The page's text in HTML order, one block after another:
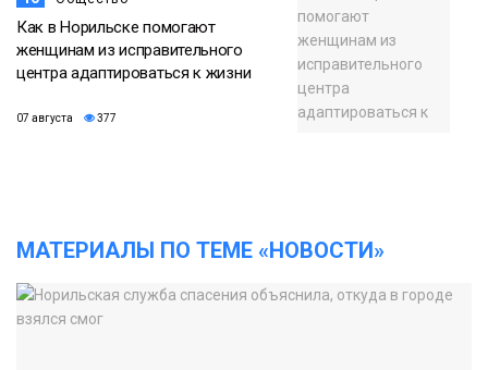
Как в Норильске помогают
женщинам из исправительного
центра адаптироваться к жизни
07 августа 377
МАТЕРИАЛЫ ПО ТЕМЕ «НОВОСТИ»